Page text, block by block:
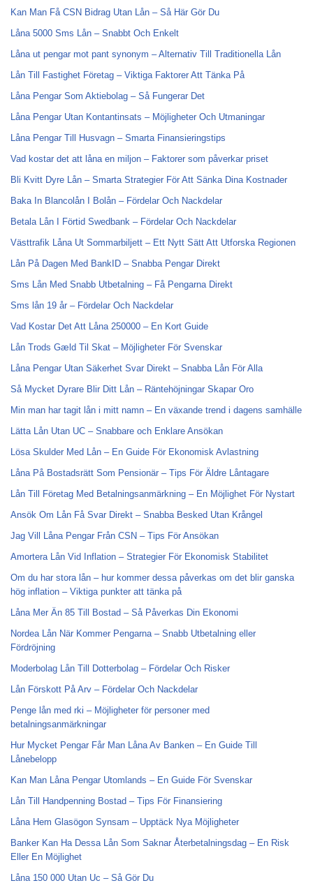
Kan Man Få CSN Bidrag Utan Lån – Så Här Gör Du
Låna 5000 Sms Lån – Snabbt Och Enkelt
Låna ut pengar mot pant synonym – Alternativ Till Traditionella Lån
Lån Till Fastighet Företag – Viktiga Faktorer Att Tänka På
Låna Pengar Som Aktiebolag – Så Fungerar Det
Låna Pengar Utan Kontantinsats – Möjligheter Och Utmaningar
Låna Pengar Till Husvagn – Smarta Finansieringstips
Vad kostar det att låna en miljon – Faktorer som påverkar priset
Bli Kvitt Dyre Lån – Smarta Strategier För Att Sänka Dina Kostnader
Baka In Blancolån I Bolån – Fördelar Och Nackdelar
Betala Lån I Förtid Swedbank – Fördelar Och Nackdelar
Västtrafik Låna Ut Sommarbiljett – Ett Nytt Sätt Att Utforska Regionen
Lån På Dagen Med BankID – Snabba Pengar Direkt
Sms Lån Med Snabb Utbetalning – Få Pengarna Direkt
Sms lån 19 år – Fördelar Och Nackdelar
Vad Kostar Det Att Låna 250000 – En Kort Guide
Lån Trods Gæld Til Skat – Möjligheter För Svenskar
Låna Pengar Utan Säkerhet Svar Direkt – Snabba Lån För Alla
Så Mycket Dyrare Blir Ditt Lån – Räntehöjningar Skapar Oro
Min man har tagit lån i mitt namn – En växande trend i dagens samhälle
Lätta Lån Utan UC – Snabbare och Enklare Ansökan
Lösa Skulder Med Lån – En Guide För Ekonomisk Avlastning
Låna På Bostadsrätt Som Pensionär – Tips För Äldre Låntagare
Lån Till Företag Med Betalningsanmärkning – En Möjlighet För Nystart
Ansök Om Lån Få Svar Direkt – Snabba Besked Utan Krångel
Jag Vill Låna Pengar Från CSN – Tips För Ansökan
Amortera Lån Vid Inflation – Strategier För Ekonomisk Stabilitet
Om du har stora lån – hur kommer dessa påverkas om det blir ganska
hög inflation – Viktiga punkter att tänka på
Låna Mer Än 85 Till Bostad – Så Påverkas Din Ekonomi
Nordea Lån När Kommer Pengarna – Snabb Utbetalning eller
Fördröjning
Moderbolag Lån Till Dotterbolag – Fördelar Och Risker
Lån Förskott På Arv – Fördelar Och Nackdelar
Penge lån med rki – Möjligheter för personer med
betalningsanmärkningar
Hur Mycket Pengar Får Man Låna Av Banken – En Guide Till
Lånebelopp
Kan Man Låna Pengar Utomlands – En Guide För Svenskar
Lån Till Handpenning Bostad – Tips För Finansiering
Låna Hem Glasögon Synsam – Upptäck Nya Möjligheter
Banker Kan Ha Dessa Lån Som Saknar Återbetalningsdag – En Risk
Eller En Möjlighet
Låna 150 000 Utan Uc – Så Gör Du